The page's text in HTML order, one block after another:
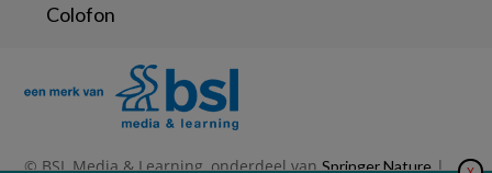
Colofon
© BSL Media & Learning, onderdeel vanSpringer Nature|